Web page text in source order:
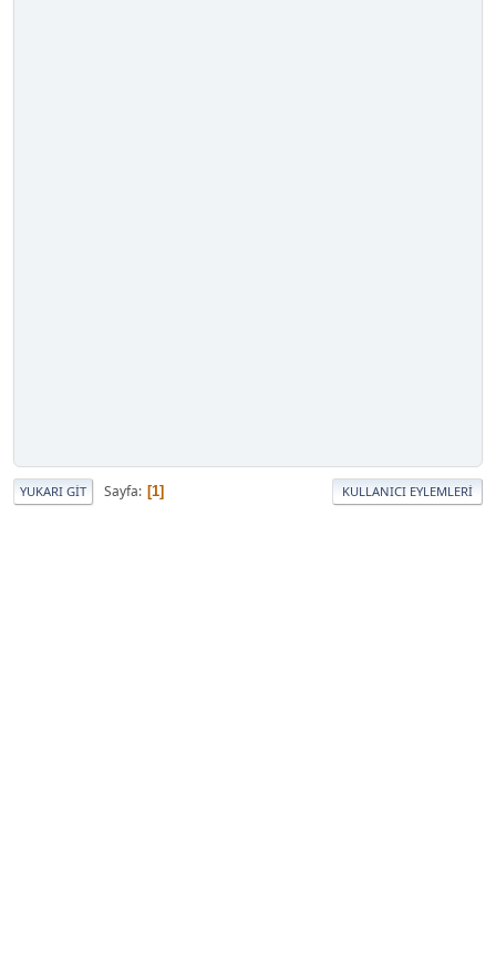
YUKARI GIT Sayfa 1 KULLANICI EYLEMLERI